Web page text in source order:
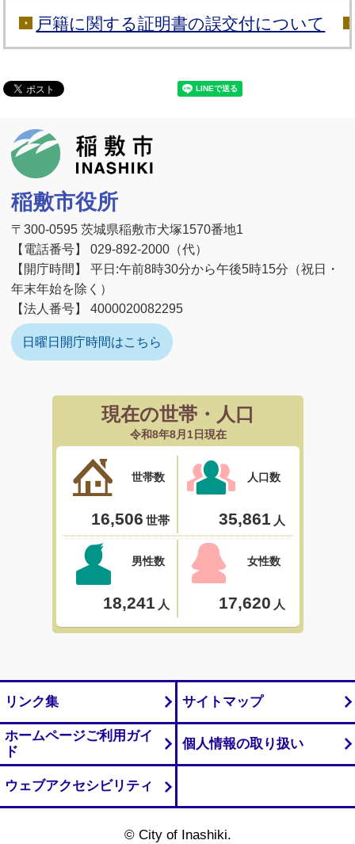
戸籍に関する証明書の誤交付について
稲敷市役所
〒300-0595 茨城県稲敷市犬塚1570番地1
【電話番号】 029-892-2000（代）
【開庁時間】 平日:午前8時30分から午後5時15分（祝日・
年末年始を除く）
【法人番号】 4000020082295
日曜日開庁時間はこちら
リンク集 サイトマップ
ホームページご利用ガイ
ド
個人情報の取り扱い
ウェブアクセシビリティ
© City of Inashiki.